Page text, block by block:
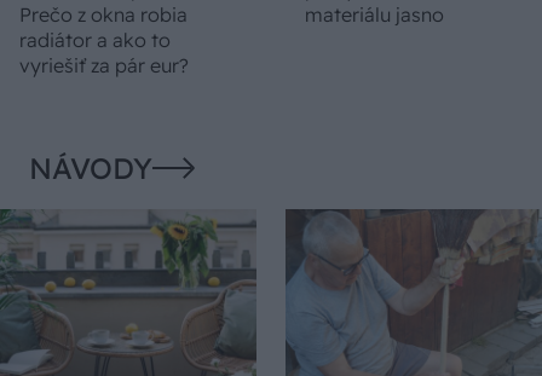
Prečo z okna robia
radiátor a ako to
vyriešiť za pár eur?
materiálu jasno
NÁVODY